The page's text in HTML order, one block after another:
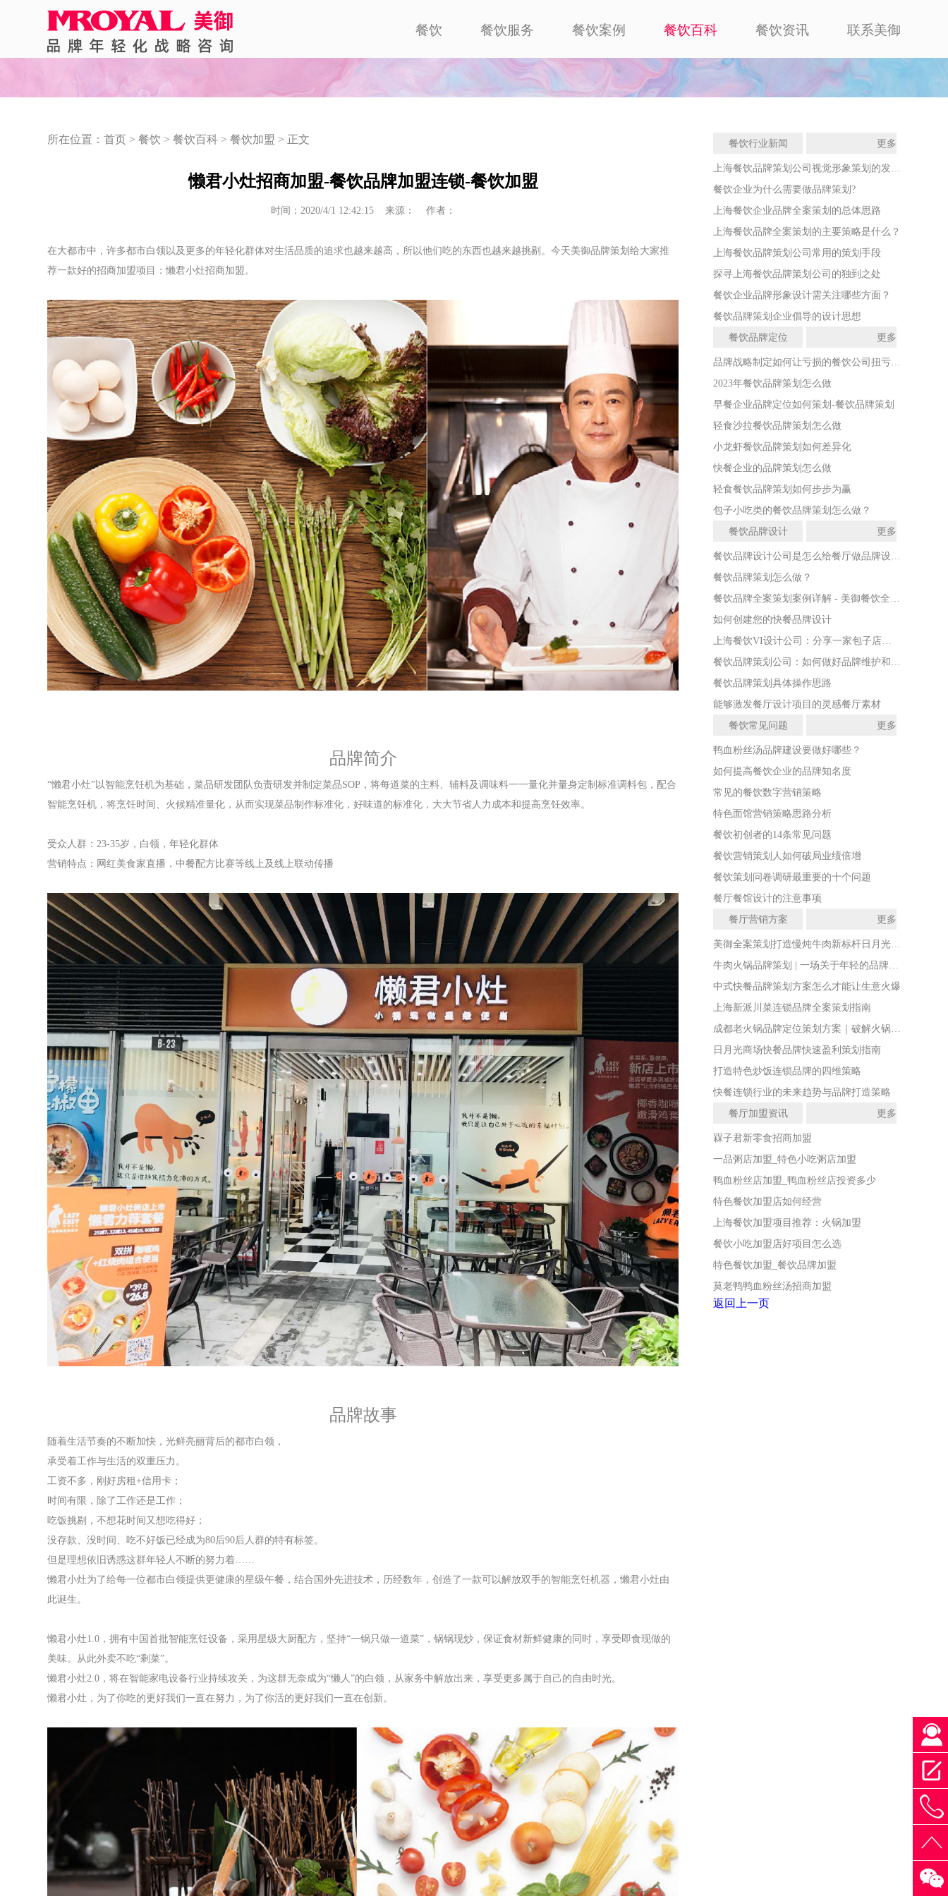
餐饮 餐饮服务 餐饮案例 餐饮百科 餐饮资讯 联系美御
所在位置：首页 >餐饮 >餐饮百科 >餐饮加盟 > 正文
懒君小灶招商加盟-餐饮品牌加盟连锁-餐饮加盟
时间：2020/4/1 12:42:15 来源： 作者：
在大都市中，许多都市白领以及更多的年轻化群体对生活品质的追求也越来越高，所以他们吃的东西也越来越挑剔。今天美御品牌策划给大家推
荐一款好的招商加盟项目：懒君小灶招商加盟。
品牌简介
“懒君小灶”以智能烹饪机为基础，菜品研发团队负责研发并制定菜品SOP，将每道菜的主料、辅料及调味料一一量化并量身定制标准调料包，配合
智能烹饪机，将烹饪时间、火候精准量化，从而实现菜品制作标准化，好味道的标准化，大大节省人力成本和提高烹饪效率。
受众人群：23-35岁，白领，年轻化群体
营销特点：网红美食家直播，中餐配方比赛等线上及线上联动传播
品牌故事
随着生活节奏的不断加快，光鲜亮丽背后的都市白领，
承受着工作与生活的双重压力。
工资不多，刚好房租+信用卡；
时间有限，除了工作还是工作；
吃饭挑剔，不想花时间又想吃得好；
没存款、没时间、吃不好饭已经成为80后90后人群的特有标签。
但是理想依旧诱惑这群年轻人不断的努力着……
懒君小灶为了给每一位都市白领提供更健康的星级午餐，结合国外先进技术，历经数年，创造了一款可以解放双手的智能烹饪机器，懒君小灶由
此诞生。
懒君小灶1.0，拥有中国首批智能烹饪设备，采用星级大厨配方，坚持“一锅只做一道菜”，锅锅现炒，保证食材新鲜健康的同时，享受即食现做的
美味。从此外卖不吃“剩菜”。
懒君小灶2.0，将在智能家电设备行业持续攻关，为这群无奈成为“懒人”的白领，从家务中解放出来，享受更多属于自己的自由时光。
懒君小灶，为了你吃的更好我们一直在努力，为了你活的更好我们一直在创新。
餐饮行业新闻 更多
上海餐饮品牌策划公司视觉形象策划的发展战略
餐饮企业为什么需要做品牌策划?
上海餐饮企业品牌全案策划的总体思路
上海餐饮品牌全案策划的主要策略是什么？
上海餐饮品牌策划公司常用的策划手段
探寻上海餐饮品牌策划公司的独到之处
餐饮企业品牌形象设计需关注哪些方面？
餐饮品牌策划企业倡导的设计思想
餐饮品牌定位
更多
品牌战略制定如何让亏损的餐饮公司扭亏为盈
2023年餐饮品牌策划怎么做
早餐企业品牌定位如何策划-餐饮品牌策划
轻食沙拉餐饮品牌策划怎么做
小龙虾餐饮品牌策划如何差异化
快餐企业的品牌策划怎么做
轻食餐饮品牌策划如何步步为赢
包子小吃类的餐饮品牌策划怎么做？
餐饮品牌设计
更多
餐饮品牌策划怎么做？
如何创建您的快餐品牌设计
餐饮品牌策划具体操作思路
能够激发餐厅设计项目的灵感餐厅素材
餐饮常见问题
更多
鸭血粉丝汤品牌建设要做好哪些？
如何提高餐饮企业的品牌知名度
常见的餐饮数字营销策略
特色面馆营销策略思路分析
餐饮初创者的14条常见问题
餐饮营销策划人如何破局业绩倍增
餐饮策划问卷调研最重要的十个问题
餐厅餐馆设计的注意事项
餐厅营销方案
更多
美御全案策划打造慢炖牛肉新标杆日月光中心店开业
中式快餐品牌策划方案怎么才能让生意火爆
上海新派川菜连锁品牌全案策划指南
成都老火锅品牌定位策划方案｜破解火锅店同质化闭店难题
日月光商场快餐品牌快速盈利策划指南
打造特色炒饭连锁品牌的四维策略
快餐连锁行业的未来趋势与品牌打造策略
餐厅加盟资讯
更多
槑子君新零食招商加盟
一品粥店加盟_特色小吃粥店加盟
鸭血粉丝店加盟_鸭血粉丝店投资多少
特色餐饮加盟店如何经营
上海餐饮加盟项目推荐：火锅加盟
餐饮小吃加盟店好项目怎么选
特色餐饮加盟_餐饮品牌加盟
莫老鸭鸭血粉丝汤招商加盟
返回上一页